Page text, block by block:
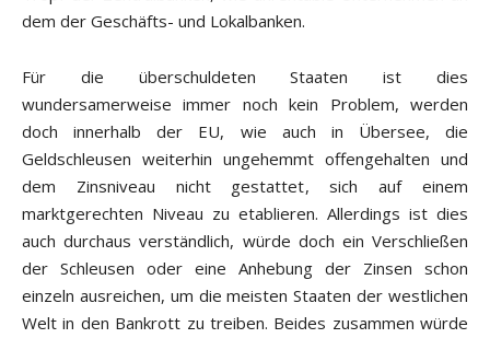
dem der Geschäfts- und Lokalbanken.
Für die überschuldeten Staaten ist dies
wundersamerweise immer noch kein Problem, werden
doch innerhalb der EU, wie auch in Übersee, die
Geldschleusen weiterhin ungehemmt offengehalten und
dem Zinsniveau nicht gestattet, sich auf einem
marktgerechten Niveau zu etablieren. Allerdings ist dies
auch durchaus verständlich, würde doch ein Verschließen
der Schleusen oder eine Anhebung der Zinsen schon
einzeln ausreichen, um die meisten Staaten der westlichen
Welt in den Bankrott zu treiben. Beides zusammen würde